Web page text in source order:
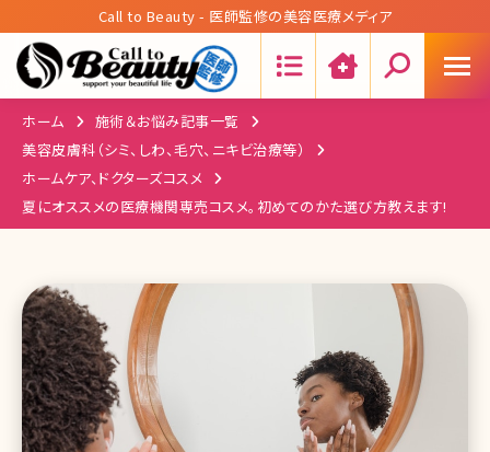
Call to Beauty - 医師監修の美容医療メディア
ホーム
施術＆お悩み記事一覧
美容皮膚科（シミ、しわ、毛穴、ニキビ治療等）
ホームケア、ドクターズコスメ
夏にオススメの医療機関専売コスメ。初めてのかた選び方教えます!